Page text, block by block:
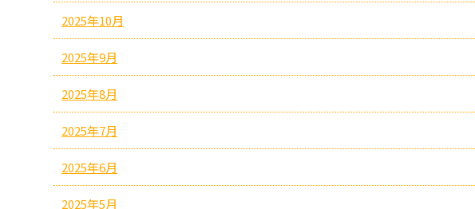
2025年10月
2025年9月
2025年8月
2025年7月
2025年6月
2025年5月